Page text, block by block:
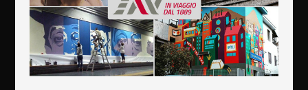
Dove
acquistare
Newsletter